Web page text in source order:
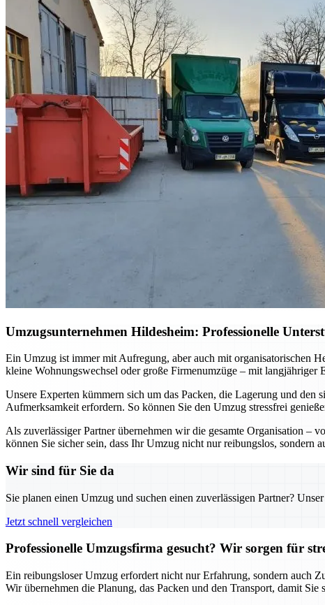
Umzugsunternehmen Hildesheim: Professionelle
Ein Umzug ist immer mit Aufregung, aber auch mit organisatorischen
kleine Wohnungswechsel oder große Firmenumzüge – mit
Unsere Experten kümmern sich um das Packen, die Lagerung und
Aufmerksamkeit erfordern. So können Sie den Umzug stressfrei
Als zuverlässiger Partner übernehmen wir die gesamte Organisation –
können Sie sicher sein, dass Ihr Umzug nicht nur reibungslos, sondern
Wir sind für Sie da
Sie planen einen Umzug und suchen einen zuverlässigen Partner?
Jetzt schnell vergleichen
Professionelle Umzugsfirma gesucht? Wir sorgen für
Ein reibungsloser Umzug erfordert nicht nur Erfahrung, sondern auch
Wir übernehmen die Planung, das Packen und den Transport, damit